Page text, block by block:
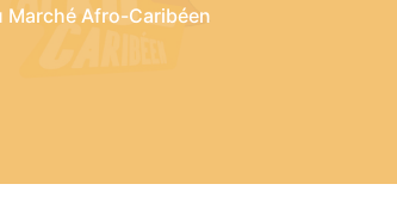
Marché Afro-Caribéen